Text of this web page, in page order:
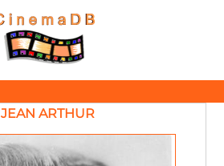
JEAN ARTHUR